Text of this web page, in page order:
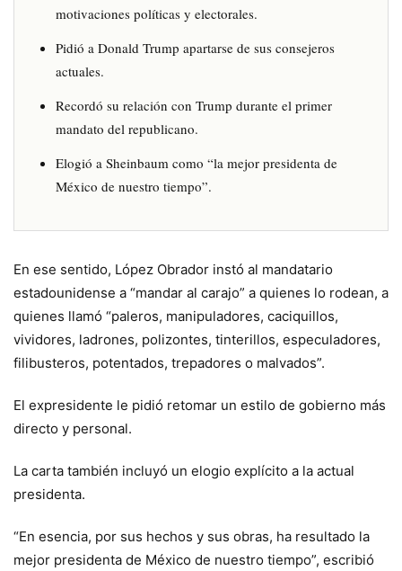
motivaciones políticas y electorales.
Pidió a Donald Trump apartarse de sus consejeros
actuales.
Recordó su relación con Trump durante el primer
mandato del republicano.
Elogió a Sheinbaum como “la mejor presidenta de
México de nuestro tiempo”.
En ese sentido, López Obrador instó al mandatario
estadounidense a “mandar al carajo” a quienes lo rodean, a
quienes llamó “paleros, manipuladores, caciquillos,
vividores, ladrones, polizontes, tinterillos, especuladores,
filibusteros, potentados, trepadores o malvados”.
El expresidente le pidió retomar un estilo de gobierno más
directo y personal.
La carta también incluyó un elogio explícito a la actual
presidenta.
“En esencia, por sus hechos y sus obras, ha resultado la
mejor presidenta de México de nuestro tiempo”, escribió